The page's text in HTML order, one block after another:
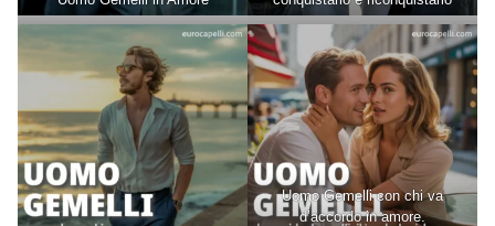
Uomo Gemelli con chi va
d’accordo in amore.